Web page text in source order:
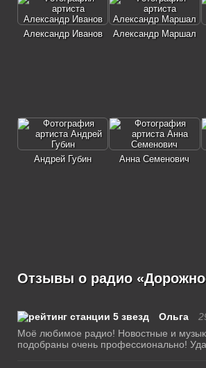
Александр Иванов Александр Маршал
Андрей Губин Анна Семенович
Отзывы о радио
Ольга
Моё любимое радио! Новостные и
подобраны очень профессионально!